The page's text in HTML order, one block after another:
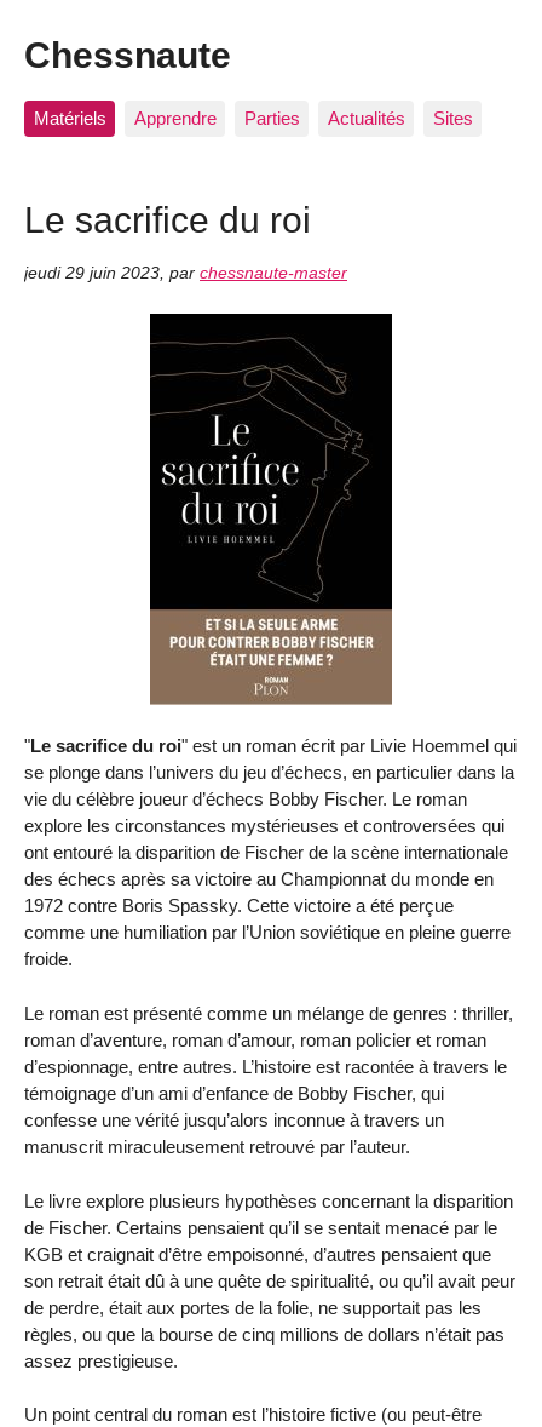
Chessnaute
Matériels Apprendre Parties Actualités Sites
Le sacrifice du roi
jeudi 29 juin 2023, par chessnaute-master
"Le sacrifice du roi" est un roman écrit par Livie Hoemmel qui
se plonge dans l’univers du jeu d’échecs, en particulier dans la
vie du célèbre joueur d’échecs Bobby Fischer. Le roman
explore les circonstances mystérieuses et controversées qui
ont entouré la disparition de Fischer de la scène internationale
des échecs après sa victoire au Championnat du monde en
1972 contre Boris Spassky. Cette victoire a été perçue
comme une humiliation par l’Union soviétique en pleine guerre
froide.
Le roman est présenté comme un mélange de genres : thriller,
roman d’aventure, roman d’amour, roman policier et roman
d’espionnage, entre autres. L’histoire est racontée à travers le
témoignage d’un ami d’enfance de Bobby Fischer, qui
confesse une vérité jusqu’alors inconnue à travers un
manuscrit miraculeusement retrouvé par l’auteur.
Le livre explore plusieurs hypothèses concernant la disparition
de Fischer. Certains pensaient qu’il se sentait menacé par le
KGB et craignait d’être empoisonné, d’autres pensaient que
son retrait était dû à une quête de spiritualité, ou qu’il avait peur
de perdre, était aux portes de la folie, ne supportait pas les
règles, ou que la bourse de cinq millions de dollars n’était pas
assez prestigieuse.
Un point central du roman est l’histoire fictive (ou peut-être